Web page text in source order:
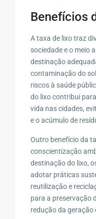
Benefícios
A taxa de lixo traz
sociedade e o meio
destinação
contaminação do
riscos à saúde
do lixo contribui
vida nas cidades,
e o acúmulo de
Outro benefício da
conscientização
destinação do lixo,
adotar práticas
reutilização e
para a preservação
redução da geração